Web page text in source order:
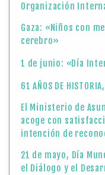
Organización
Gaza: «Niños con
cerebro»
1 de junio: «Día
61 AÑOS DE
El Ministerio de
acoge con
intención de
21 de mayo, Día
el Diálogo y el